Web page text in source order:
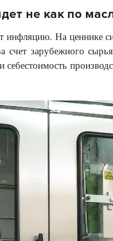
не как по
На ценнике
счет зарубежного
себестоимость